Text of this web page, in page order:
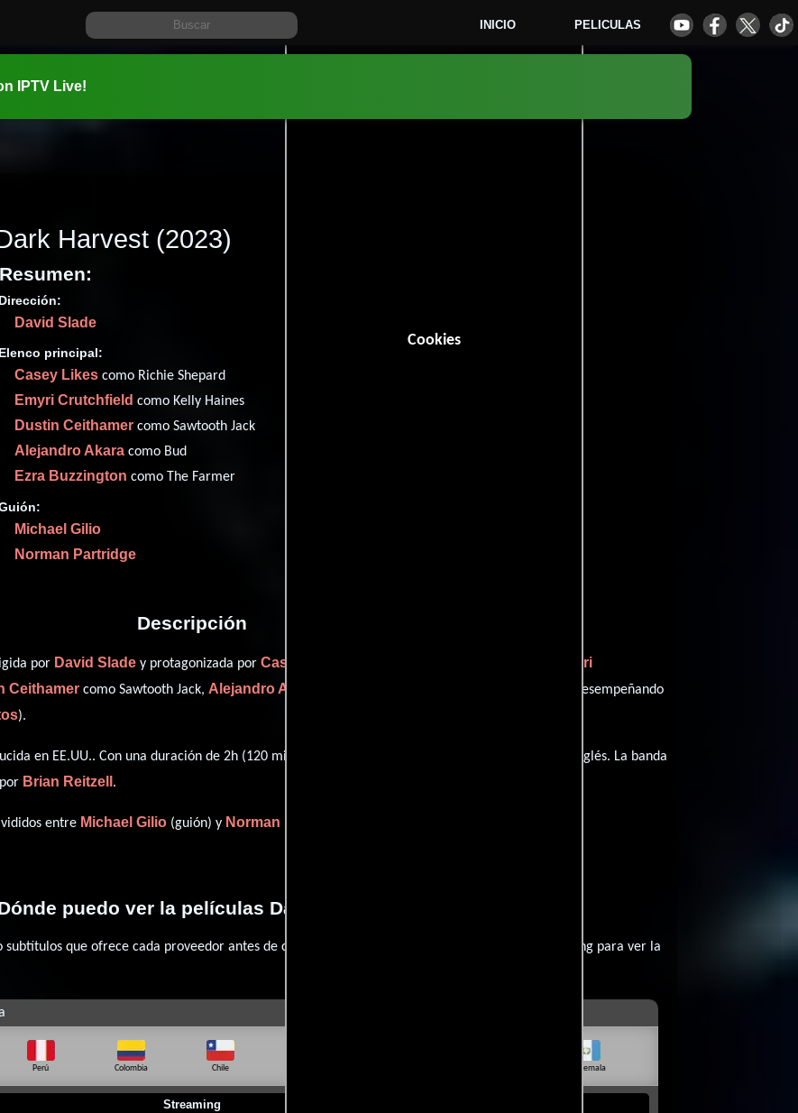
INICIO PELICULAS
Cookies
IPTV Live!
Harvest (2023)
Resumen:
Dirección:
David Slade
Elenco principal:
Casey Likes como Richie Shepard
Emyri Crutchfield como Kelly Haines
Dustin Ceithamer como Sawtooth Jack
Alejandro Akara como Bud
Ezra Buzzington como The Farmer
Michael Gilio
Norman Partridge
2h (120 minutos).
Descripción
por David Slade y protagonizada porCasey Likes
Emyri
Ceithamer como Sawtooth Jack,Alejandro Akara
desempeñando
).
en EE.UU.. Con una duración de 2h (120 minutos), esta película tiene diálogos originales en Inglés. La banda
Brian Reitzell .
entre Michael Gilio (guión) y Norman Partridge
puedo ver la películas Dark Harvest?
que ofrece cada proveedor antes de comprar, alquilar o contratar un servicio de streming para ver la
Perú Colombia Chile Guatemala
Streaming